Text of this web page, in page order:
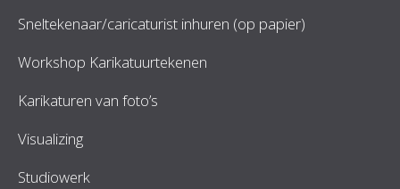
Sneltekenaar/caricaturist inhuren (op papier)
Workshop Karikatuurtekenen
Karikaturen van foto’s
Visualizing
Studiowerk